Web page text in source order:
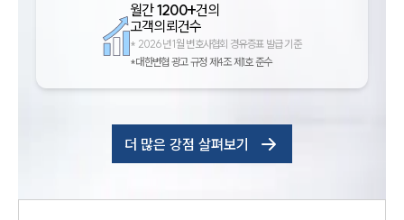
월간1200+건의
고객의뢰건수
* 2026년 1월 변호사협회 경유증표 발급 기준
*대한변협 광고 규정 제4조 제1호 준수
더 많은 강점 살펴보기